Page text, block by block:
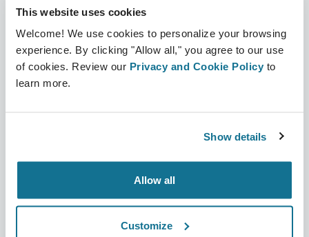
This website uses cookies
Welcome! We use cookies to personalize your browsing
experience. By clicking "Allow all," you agree to our use
of cookies. Review our Privacy and Cookie Policy to
learn more.
Show details
Allow all
Customize
Qui sommes-nous ?
Resources
Chirurgiens
Accueil des chirurgiens
Customer Stories